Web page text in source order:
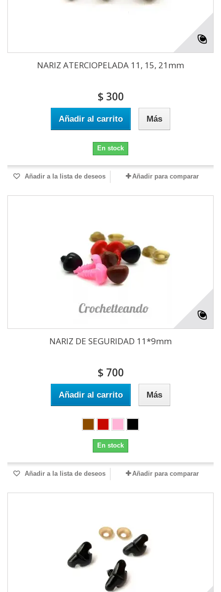
NARIZ ATERCIOPELADA 11, 15, 21mm
$ 300
Añadir al carrito Más
En stock
Añadir a la lista de deseos Añadir para comparar
NARIZ DE SEGURIDAD 11*9mm
$ 700
Añadir al carrito Más
En stock
Añadir a la lista de deseos Añadir para comparar